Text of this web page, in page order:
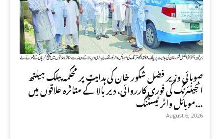
صوبائی وزیر فضل شکور خان کی ہدایت پر محکمہ پبلک ہیلتھ
انجینئرنگ کی فوری کارروائی، دیر بالا کے متاثرہ علاقوں میں
موبائل واٹر ٹیسٹنگ...
August 6, 2026